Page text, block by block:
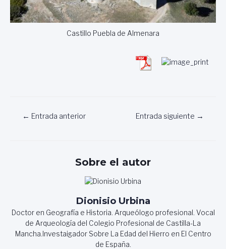
Castillo Puebla de Almenara
Navegación
← Entrada anterior Entrada siguiente →
Sobre el autor
Dionisio Urbina
Doctor en Geografía e Historia. Arqueólogo profesional. Vocal
de Arqueología del Colegio Profesional de Castilla-La
Mancha.Investaigador Sobre La Edad del Hierro en El Centro
de España.